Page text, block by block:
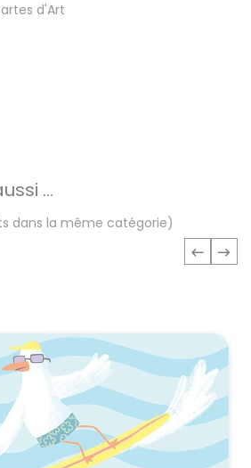
d'Art
...
dans la même catégorie)